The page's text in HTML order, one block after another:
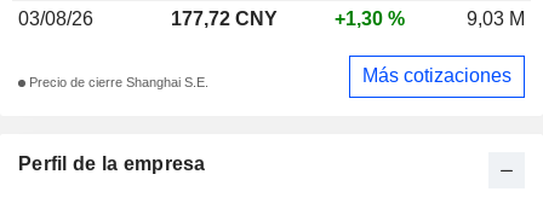
Perfil de la empresa
03/08/26
177,72 CNY +1,30 % 9,03 M
Precio de cierre Shanghai S.E. Más cotizaciones